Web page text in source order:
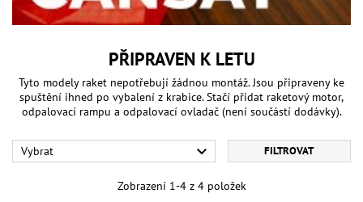
PŘIPRAVEN K LETU
Tyto modely raket nepotřebují žádnou montáž. Jsou připraveny ke
spuštění ihned po vybalení z krabice. Stačí přidat raketový motor,
odpalovací rampu a odpalovací ovladač (není součástí dodávky).
Vybrat  FILTROVAT
Zobrazení 1-4 z 4 položek